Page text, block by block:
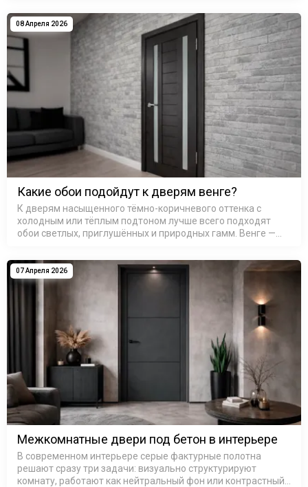
тёплого с холодным без…
08 Апреля 2026
Какие обои подойдут к дверям венге?
К дверям насыщенного тёмно-коричневого оттенка с
холодным или тёплым подтоном лучше всего подходят
обои светлых, приглушённых и природных гамм. Венге —
чёрного с шоколадны…
07 Апреля 2026
Межкомнатные двери под бетон в интерьере
В современном интерьере серые фактурные полотна
решают сразу три задачи: визуально структурируют
комнату, работают как нейтральный фон или контрастный